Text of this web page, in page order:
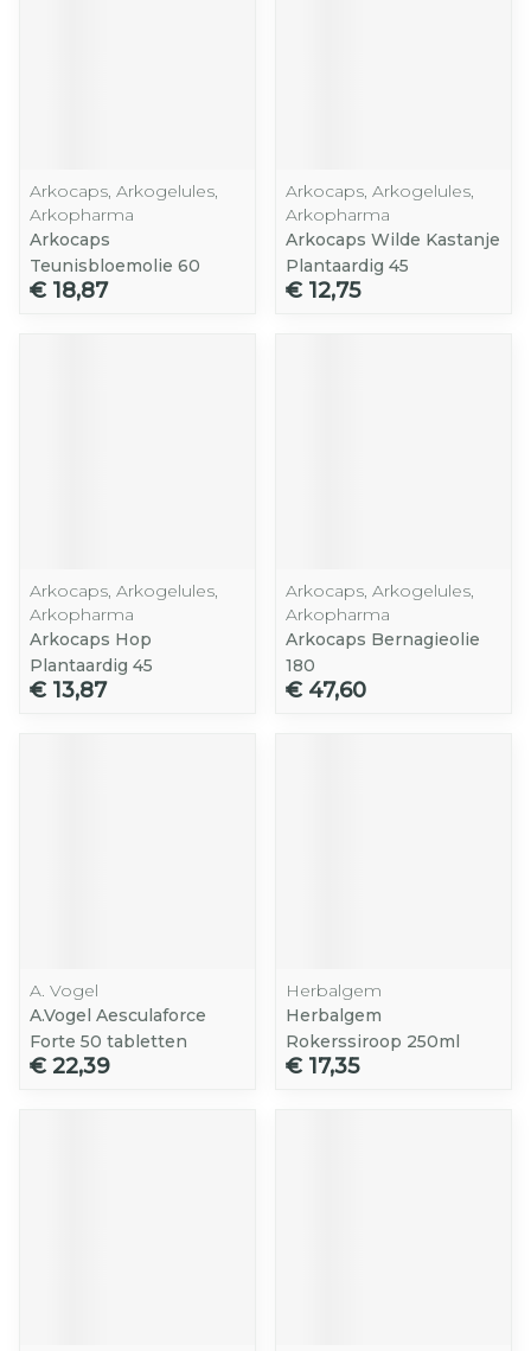
Arkocaps, Arkogelules,
Arkopharma
Arkocaps
Teunisbloemolie 60
€ 18,87
Arkocaps, Arkogelules,
Arkopharma
Arkocaps Wilde Kastanje
Plantaardig 45
€ 12,75
Arkocaps, Arkogelules,
Arkopharma
Arkocaps Hop
Plantaardig 45
€ 13,87
Arkocaps, Arkogelules,
Arkopharma
Arkocaps Bernagieolie
180
€ 47,60
A. Vogel
A.Vogel Aesculaforce
Forte 50 tabletten
€ 22,39
Herbalgem
Herbalgem
Rokerssiroop 250ml
€ 17,35